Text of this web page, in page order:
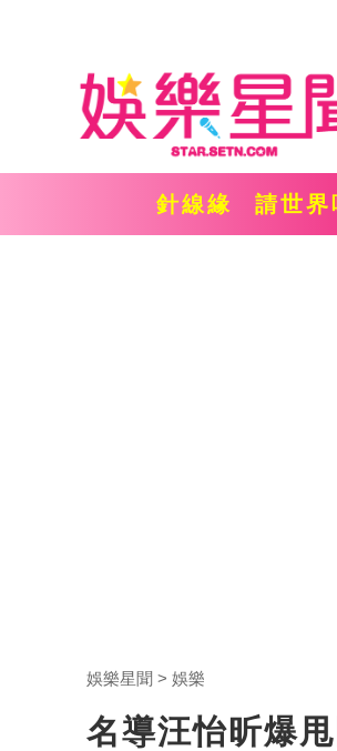
針線緣 請世界
娛樂星聞 娛樂
名導汪怡昕爆